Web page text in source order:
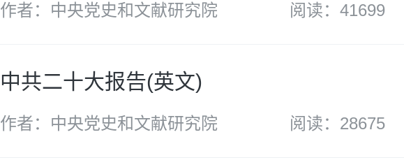
作者：中央党史和文献研究院 阅读：41699
中共二十大报告(英文)
作者：中央党史和文献研究院 阅读：28675